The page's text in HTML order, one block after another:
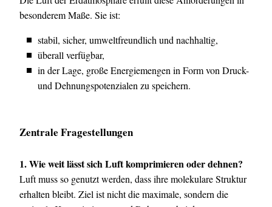
besonderem Maße. Sie ist:
stabil, sicher, umweltfreundlich und nachhaltig,
überall verfügbar,
in der Lage, große Energiemengen in Form von Druck-
und Dehnungspotenzialen zu speichern.
Zentrale Fragestellungen
1. Wie weit lässt sich Luft komprimieren oder dehnen?
Luft muss so genutzt werden, dass ihre molekulare Struktur
erhalten bleibt. Ziel ist nicht die maximale, sondern die